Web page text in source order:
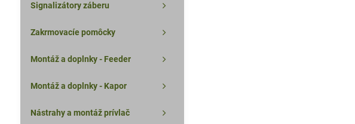
Signalizátory záberu
Zakrmovacíe pomôcky
Montáž a doplnky - Feeder
Montáž a doplnky - Kapor
Nástrahy a montáž prívlač